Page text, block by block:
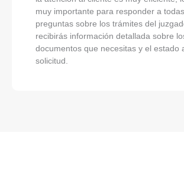
muy importante para responder a
preguntas sobre los trámites del
recibirás información detallada sobre
documentos que necesitas y el estado
solicitud.